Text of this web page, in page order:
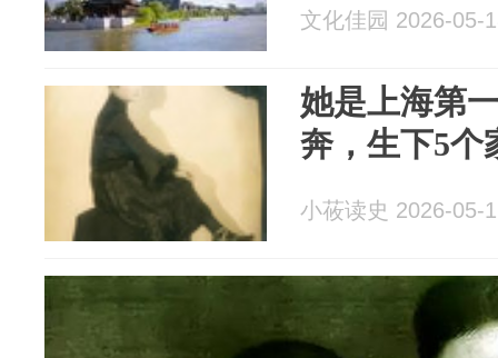
文化佳园 2026-05-
她是上海第
奔，生下5个
小莜读史 2026-05-